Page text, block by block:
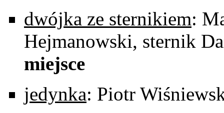
dwójka ze sternikiem:
Hejmanowski, sternik
miejsce
jedynka: Piotr